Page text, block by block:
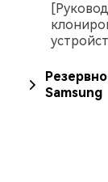
Samsung